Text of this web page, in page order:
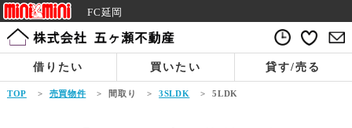
FC延岡
借りたい 買いたい 貸す/売る
TOP > 売買物件 > 間取り > 3SLDK > 5LDK